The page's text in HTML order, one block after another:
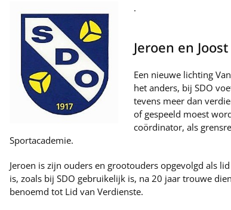
.
Jeroen en Joost
Een nieuwe lichting
het anders, bij SDO
tevens meer dan
of gespeeld moest
coördinator, als
Sportacademie.
Jeroen is zijn ouders en grootouders opgevolgd als
is, zoals bij SDO gebruikelijk is, na 20 jaar trouwe
benoemd tot Lid van Verdienste.